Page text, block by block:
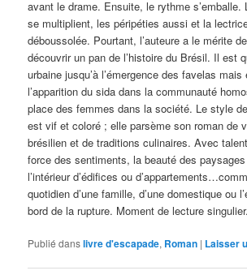
avant le drame. Ensuite, le rythme s’emballe.
se multiplient, les péripéties aussi et la
déboussolée. Pourtant, l’auteure a le mérite
découvrir un pan de l’histoire du Brésil. Il est
urbaine jusqu’à l’émergence des favelas
l’apparition du sida dans la communauté
place des femmes dans la société. Le style
est vif et coloré ; elle parsème son roman de
brésilien et de traditions culinaires. Avec
force des sentiments, la beauté des
l’intérieur d’édifices ou
quotidien d’une famille, d’une domestique ou
bord de la rupture. Moment de lecture singulier.
Publié danslivre d'escapade, Roman | Laisser